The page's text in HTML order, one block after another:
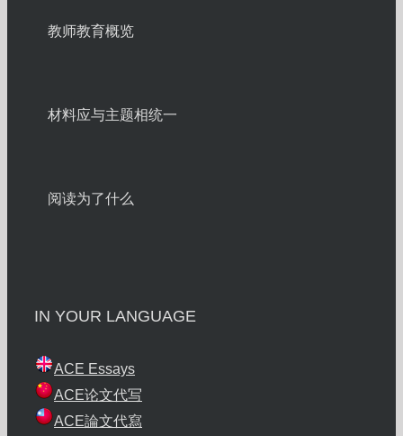
教师教育概览
材料应与主题相统一
阅读为了什么
IN YOUR LANGUAGE
ACE Essays
ACE论文代写
ACE論文代寫